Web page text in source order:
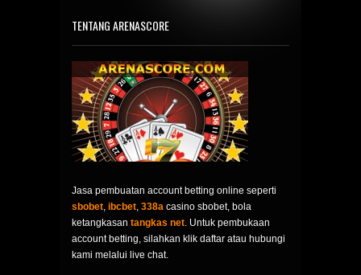
TENTANG ARENASCORE
Jasa pembuatan account betting online seperti
sbobet, ibcbet, 338a casino sbobet, bola
ketangkasan tangkas net. Untuk pembukaan
account betting, silahkan klik daftar atau hubungi
kami melalui live chat.